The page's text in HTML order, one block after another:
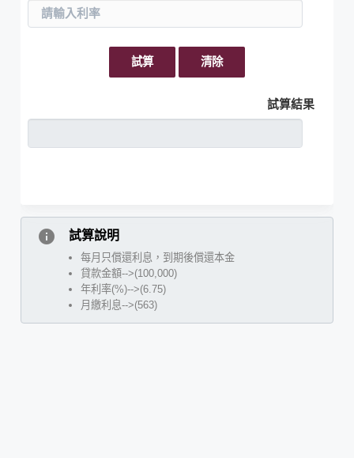
試算 清除
試算結果
info 試算說明
每月只償還利息，到期後償還本金
貸款金額-->(100,000)
年利率(%)-->(6.75)
月繳利息-->(563)